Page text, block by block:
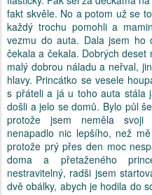
fakt skvěle. No a potom už se
každý trochu pomohli a
vezmu do auta. Dala jsem ho
čekala a čekala. Dobrých
malý dobrou náladu a neřval,
hlavy. Princátko se vesele
s přáteli a já u toho auta stála
došli a jelo se domů. Bylo půl
protože jsem neměla svoji
nenapadlo nic lepšího, než
protože prý přes den moc
doma a přetaženého
nestravitelný, radši jsem
dvě obálky, abych je hodila do